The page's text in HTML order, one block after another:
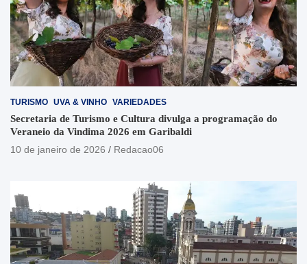
TURISMO UVA & VINHO VARIEDADES
Secretaria de Turismo e Cultura divulga a programação do
Veraneio da Vindima 2026 em Garibaldi
10 de janeiro de 2026
Redacao06